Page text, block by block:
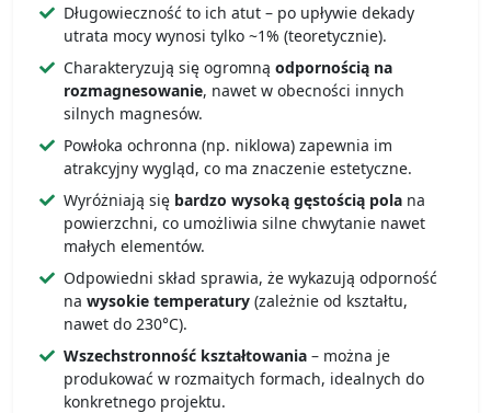
Długowieczność to ich atut – po upływie dekady
utrata mocy wynosi tylko ~1% (teoretycznie).
Charakteryzują się ogromną odpornością na
rozmagnesowanie, nawet w obecności innych
silnych magnesów.
Powłoka ochronna (np. niklowa) zapewnia im
atrakcyjny wygląd, co ma znaczenie estetyczne.
Wyróżniają się bardzo wysoką gęstością pola na
powierzchni, co umożliwia silne chwytanie nawet
małych elementów.
Odpowiedni skład sprawia, że wykazują odporność
na wysokie temperatury (zależnie od kształtu,
nawet do 230°C).
Wszechstronność kształtowania – można je
produkować w rozmaitych formach, idealnych do
konkretnego projektu.